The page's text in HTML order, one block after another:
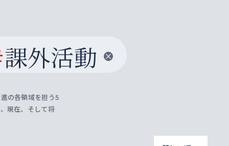
課外活動
の各領域を担う5
現在、そして将